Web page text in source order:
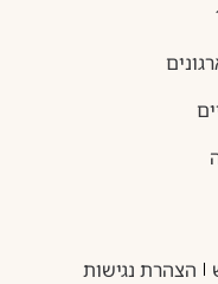
הצהרת נגישות